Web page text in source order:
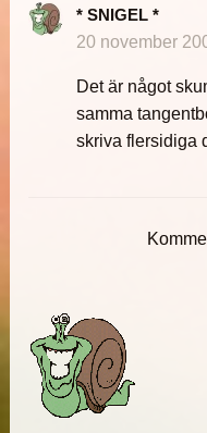
* SNIGEL *
20 november
Det är något
samma
skriva flersidiga